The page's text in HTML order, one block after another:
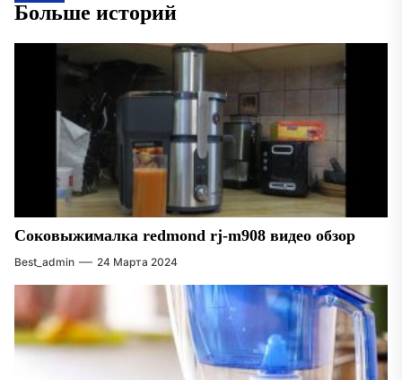
Больше историй
Соковыжималка redmond rj-m908 видео обзор
Best_admin 24 Марта 2024